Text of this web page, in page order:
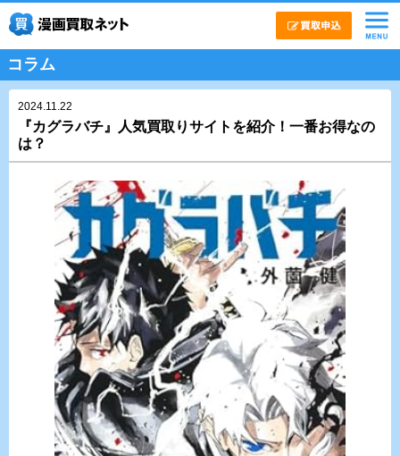
コラム
2024.11.22
『カグラバチ』人気買取りサイトを紹介！一番お得なの
は？